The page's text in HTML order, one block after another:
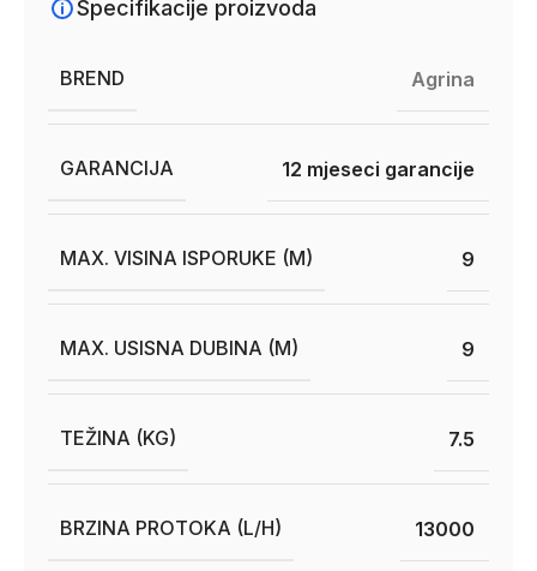
Specifikacije proizvoda
BREND Agrina
GARANCIJA 12 mjeseci garancije
MAX. VISINA ISPORUKE (M) 9
MAX. USISNA DUBINA (M) 9
TEŽINA (KG) 7.5
BRZINA PROTOKA (L/H) 13000